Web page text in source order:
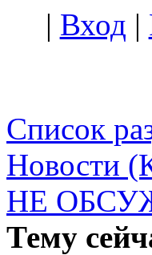
| Вход |
Список
НЕ
Тему